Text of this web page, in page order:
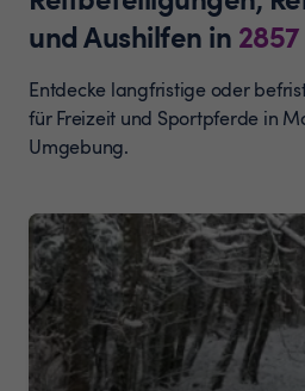
und Aushilfen in 2857
Entdecke langfristige oder
für Freizeit und Sportpferde in
Umgebung.